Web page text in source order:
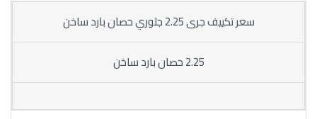
سعر تكييف جرى 2.25 جلوري حصان بارد ساخن
2.25 حصان بارد ساخن